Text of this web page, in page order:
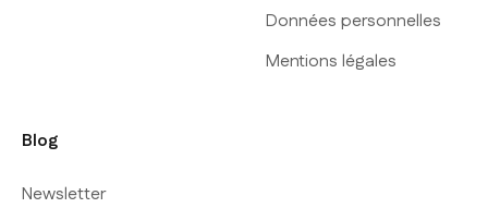
Données personnelles
Mentions légales
Blog
Newsletter